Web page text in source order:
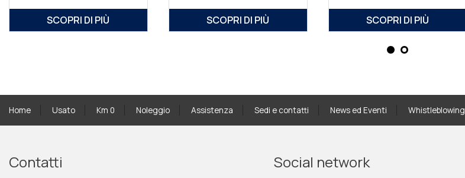
SCOPRI DI PIÙ SCOPRI DI PIÙ SCOPRI DI PIÙ
Home Usato Km 0 Noleggio Assistenza Sedi e contatti News ed Eventi Whistleblowing
Contatti Social network